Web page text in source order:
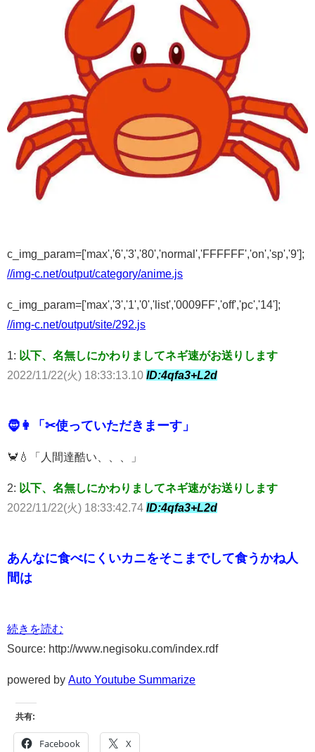
c_img_param=['max','6','3','80','normal','FFFFFF','on','sp','9'];
//img-c.net/output/category/anime.js
c_img_param=['max','3','1','0','list','0009FF','off','pc','14'];
//img-c.net/output/site/292.js
1: 以下、名無しにかわりましてネギ速がお送りします
2022/11/22(火) 18:33:13.10 ID:4qfa3+L2d
🧔👩「✂使っていただきまーす」
🦀💧「人間達酷い、、、」
2: 以下、名無しにかわりましてネギ速がお送りします
2022/11/22(火) 18:33:42.74 ID:4qfa3+L2d
あんなに食べにくいカニをそこまでして食うかね人
間は
続きを読む
Source: http://www.negisoku.com/index.rdf
powered by Auto Youtube Summarize
共有:
Facebook X